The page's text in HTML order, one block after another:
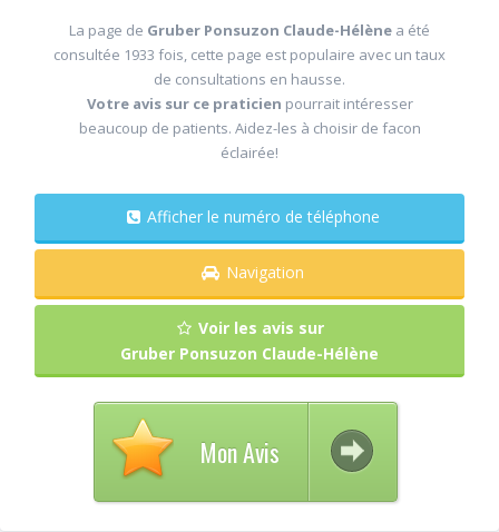
La page de Gruber Ponsuzon Claude-Hélène a été
consultée 1933 fois, cette page est populaire avec un taux
de consultations en hausse.
Votre avis sur ce praticien pourrait intéresser
beaucoup de patients. Aidez-les à choisir de facon
éclairée!
Afficher le numéro de téléphone
Navigation
Voir les avis sur
Gruber Ponsuzon Claude-Hélène
Mon Avis